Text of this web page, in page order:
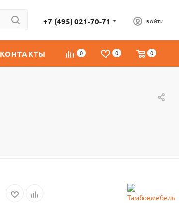
+7 (495) 021-70-71 ВОЙТИ
0 0 0
КОНТАКТЫ